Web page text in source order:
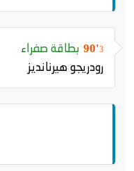
90'3
بطاقة صفراء
رودريجو هيرنانديز